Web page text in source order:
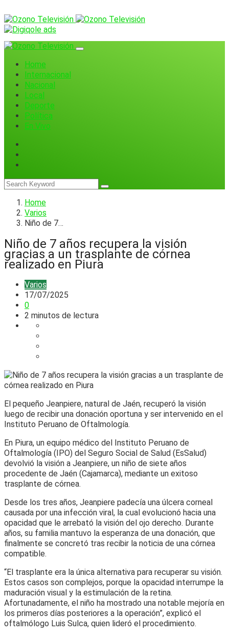
Home
Internacional
Nacional
Local
Deporte
Política
En Vivo
Home
Varios
Niño de 7…
Niño de 7 años recupera la visión
gracias a un trasplante de córnea
realizado en Piura
Varios
17/07/2025
0
2 minutos de lectura
El pequeño Jeanpiere, natural de Jaén, recuperó la visión
luego de recibir una donación oportuna y ser intervenido en el
Instituto Peruano de Oftalmología.
En Piura, un equipo médico del Instituto Peruano de
Oftalmología (IPO) del Seguro Social de Salud (EsSalud)
devolvió la visión a Jeanpiere, un niño de siete años
procedente de Jaén (Cajamarca), mediante un exitoso
trasplante de córnea.
Desde los tres años, Jeanpiere padecía una úlcera corneal
causada por una infección viral, la cual evolucionó hacia una
opacidad que le arrebató la visión del ojo derecho. Durante
años, su familia mantuvo la esperanza de una donación, que
finalmente se concretó tras recibir la noticia de una córnea
compatible.
“El trasplante era la única alternativa para recuperar su visión.
Estos casos son complejos, porque la opacidad interrumpe la
maduración visual y la estimulación de la retina.
Afortunadamente, el niño ha mostrado una notable mejoría en
los primeros días posteriores a la operación”, explicó el
oftalmólogo Luis Sulca, quien lideró el procedimiento.